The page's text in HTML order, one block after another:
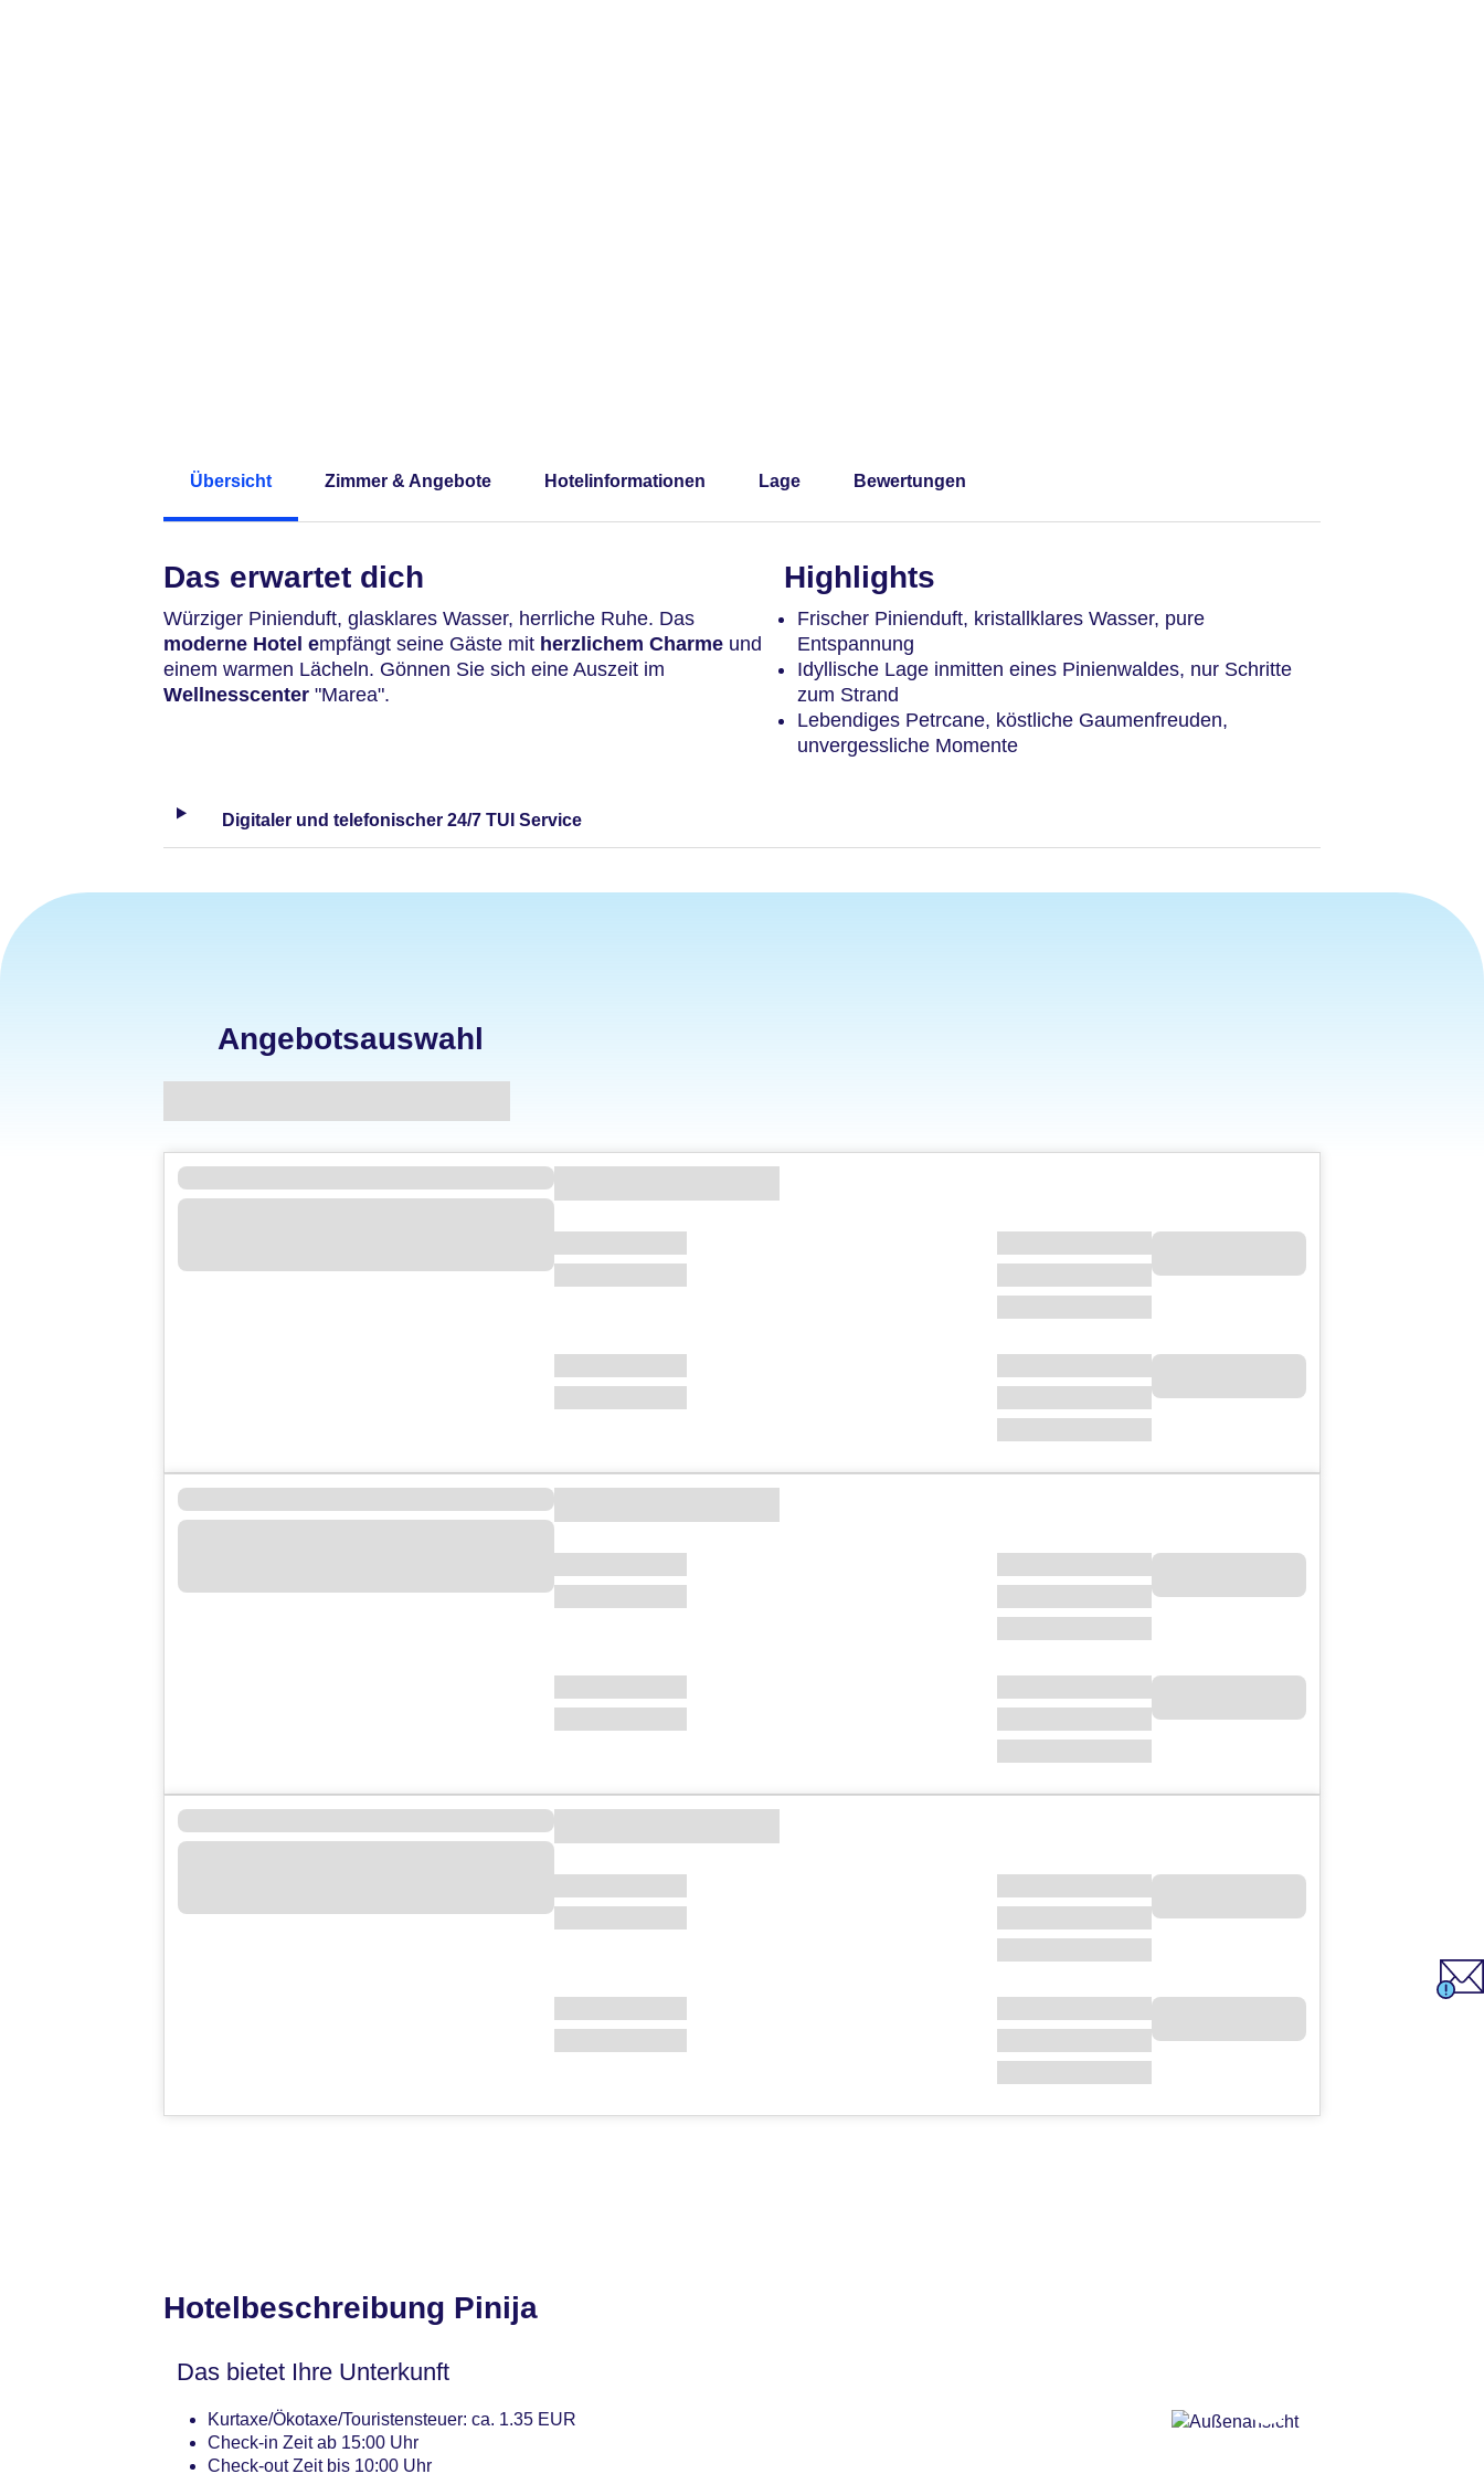
Übersicht Zimmer & Angebote Hotelinformationen Lage Bewertungen
Das erwartet dich
Würziger Pinienduft, glasklares Wasser, herrliche Ruhe. Das
moderne Hotel empfängt seine Gäste mit herzlichem Charme und
einem warmen Lächeln. Gönnen Sie sich eine Auszeit im
Wellnesscenter "Marea".
Highlights
Frischer Pinienduft, kristallklares Wasser, pure
Entspannung
Idyllische Lage inmitten eines Pinienwaldes, nur Schritte
zum Strand
Lebendiges Petrcane, köstliche Gaumenfreuden,
unvergessliche Momente
Digitaler und telefonischer 24/7 TUI Service
Angebotsauswahl
Hotelbeschreibung Pinija
Das bietet Ihre Unterkunft
Kurtaxe/Ökotaxe/Touristensteuer: ca. 1.35 EUR
Check-in Zeit ab 15:00 Uhr
Check-out Zeit bis 10:00 Uhr